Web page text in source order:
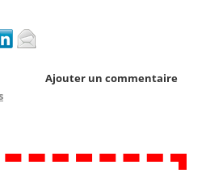
Ajouter un commentaire